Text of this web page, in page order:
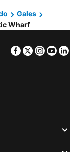
Gales
Wharf
Facebook
Twitter